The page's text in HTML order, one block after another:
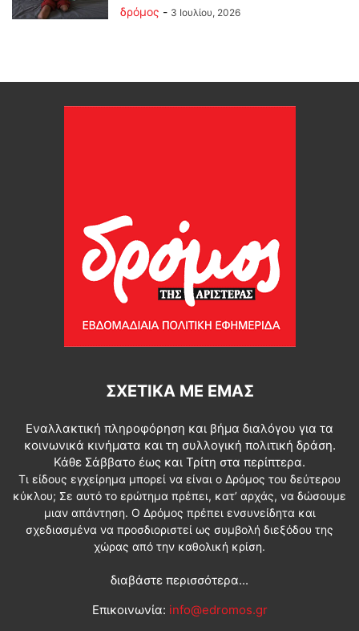
δρόμος - 3 Ιουλίου, 2026
ΣΧΕΤΙΚΆ ΜΕ ΕΜΆΣ
Εναλλακτική πληροφόρηση και βήμα διαλόγου για τα
κοινωνικά κινήματα και τη συλλογική πολιτική δράση.
Κάθε Σάββατο έως και Τρίτη στα περίπτερα.
Τι είδους εγχείρημα μπορεί να είναι ο Δρόμος του δεύτερου
κύκλου; Σε αυτό το ερώτημα πρέπει, κατ’ αρχάς, να δώσουμε
μιαν απάντηση. Ο Δρόμος πρέπει ενσυνείδητα και
σχεδιασμένα να προσδιοριστεί ως συμβολή διεξόδου της
χώρας από την καθολική κρίση.
διαβάστε περισσότερα...
Επικοινωνία: info@edromos.gr